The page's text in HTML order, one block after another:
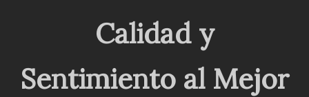
Calidad y
Sentimiento al Mejor